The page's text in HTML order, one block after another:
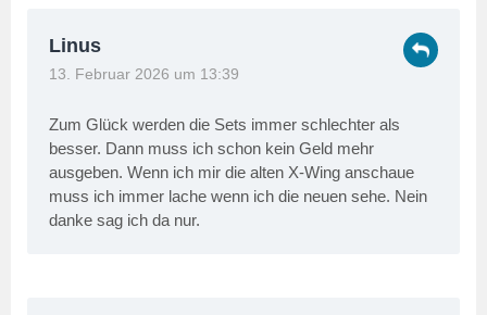
Linus
13. Februar 2026 um 13:39
Zum Glück werden die Sets immer schlechter als
besser. Dann muss ich schon kein Geld mehr
ausgeben. Wenn ich mir die alten X-Wing anschaue
muss ich immer lache wenn ich die neuen sehe. Nein
danke sag ich da nur.